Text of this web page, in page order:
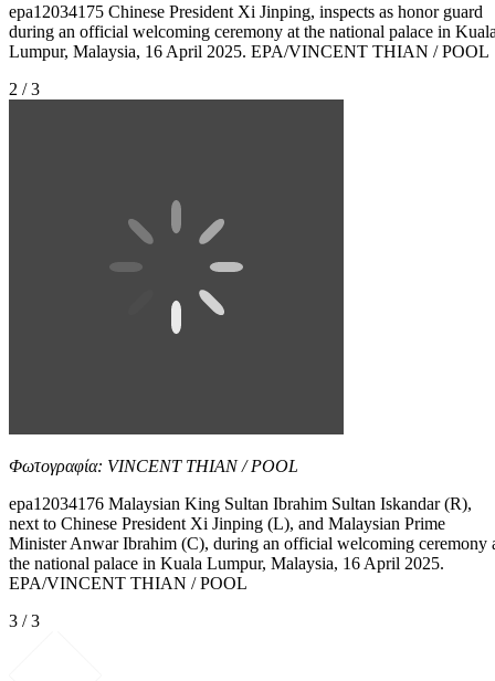
epa12034175 Chinese President Xi Jinping, inspects as honor guard
during an official welcoming ceremony at the national palace in
Lumpur, Malaysia, 16 April 2025. EPA/VINCENT THIAN / POOL
2 / 3
Φωτογραφία: VINCENT THIAN / POOL
epa12034176 Malaysian King Sultan Ibrahim Sultan Iskandar (R),
next to Chinese President Xi Jinping (L), and Malaysian Prime
Minister Anwar Ibrahim (C), during an official welcoming ceremony
the national palace in Kuala Lumpur, Malaysia, 16 April 2025.
EPA/VINCENT THIAN / POOL
3 / 3